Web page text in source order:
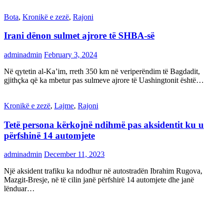
Bota, Kronikë e zezë, Rajoni
Irani dënon sulmet ajrore të SHBA-së
adminadmin February 3, 2024
Në qytetin al-Ka’im, rreth 350 km në veriperëndim të Bagdadit,
gjithçka që ka mbetur pas sulmeve ajrore të Uashingtonit është…
Kronikë e zezë, Lajme, Rajoni
Tetë persona kërkojnë ndihmë pas aksidentit ku u
përfshinë 14 automjete
adminadmin December 11, 2023
Një aksident trafiku ka ndodhur në autostradën Ibrahim Rugova,
Mazgit-Bresje, në të cilin janë përfshirë 14 automjete dhe janë
lënduar…